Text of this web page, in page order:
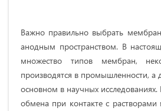
Важно правильно выбрать
анодным пространством. В
множество типов мембран,
производятся в промышленности, а
основном в научных
обмена при контакте с